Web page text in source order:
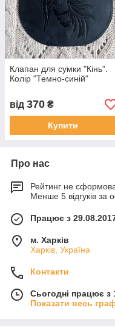
Клапан для сумки "Кiнь".
Колір "Темно-синій"
від 370 ₴
Купити
Про нас
Рейтинг не
Менше 5 відгуків за
Працює з
м. Харків
Харків, Україна
Контакти
Сьогодні працює з
Показати весь